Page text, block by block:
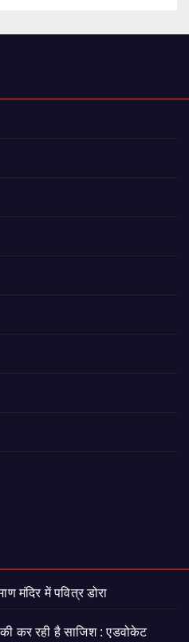
मंदिर में पवित्र डोरा
की कर रही है साजिश : एडवोकेट